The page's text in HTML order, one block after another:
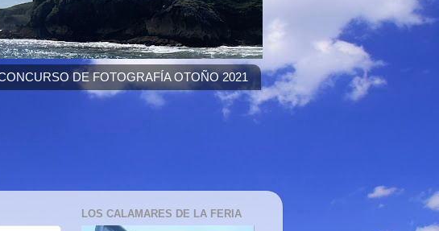
DE FOTOGRAFÍA OTOÑO 2021
LOS CALAMARES DE LA FERIA